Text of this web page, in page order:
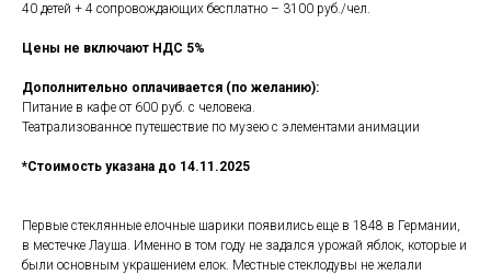
40 детей + 4 сопровождающих бесплатно – 3100 руб./чел.
Цены не включают НДС 5%
Дополнительно оплачивается (по желанию):
Питание в кафе от 600 руб. с человека.
Театрализованное путешествие по музею с элементами анимации
*Стоимость указана до 14.11.2025
Первые стеклянные елочные шарики появились еще в 1848 в Германии,
в местечке Лауша. Именно в том году не задался урожай яблок, которые и
были основным украшением елок. Местные стеклодувы не желали